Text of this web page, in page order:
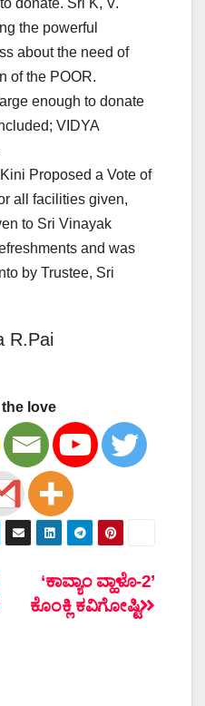
the powerful
about the need of
of the POOR.
enough to donate
VIDYA
Proposed a Vote of
all facilities given,
to Sri Vinayak
and was
by Trustee, Sri
R.Pai
love
‘ಕಾವ್ಯಾಂ ವ್ಹಾಳೊ-2’
ಕೊಂಕ್ಲಿ ಕವಿಗೋಷ್ಟಿ